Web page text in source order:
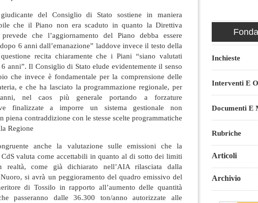
del Consiglio di Stato sostiene in maniera
che il Piano non era scaduto in quanto la Direttiva
prevede che l’aggiornamento del Piano debba essere
6 anni dall’emanazione” laddove invece il testo della
recita chiaramente che i Piani “siano valutati
anni”. Il Consiglio di Stato elude evidentemente il senso
che invece è fondamentale per la comprensione delle
e che ha lasciato la programmazione regionale, per
nel caos più generale portando a forzature
finalizzate a imporre un sistema gestionale non
piena contraddizione con le stesse scelte programmatiche
Regione
anche la valutazione sulle emissioni che la
CdS valuta come accettabili in quanto al di sotto dei limiti
realtà, come già dichiarato nell’AIA rilasciata dalla
si avrà un peggioramento del quadro emissivo del
di Tossilo in rapporto all’aumento delle quantità
passeranno dalle 36.300 ton/anno autorizzate alle
Inchieste
Interventi E
Documenti E
Rubriche
Articoli
Archivio